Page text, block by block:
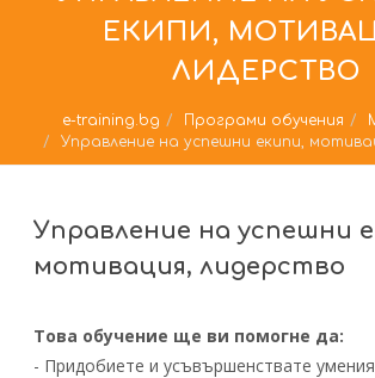
ЕКИПИ,
ЛИДЕРСТВО
e-training.bg Програми обучения
Управление на успешни екипи,
Управление на успешни
мотивация, лидерство
Това обучение ще ви помогне да:
- Придобиете и усъвършенствате